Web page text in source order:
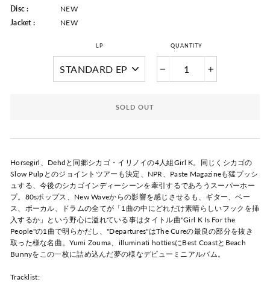
Disc :
NEW
Jacket :
NEW
LP QUANTITY
+
SOLD OUT
Horsegirl、Dehdと同郷シカゴ・ イリノイの4人組Girl K。同じくシカゴの
Slow Pulpとのジョイントツアーも決定、NPR、Paste Magazineも猛プッシ
ュする、今後のシカゴインディーシーンを牽引するであろうスーパーホー
プ。80sポップス、New Waveからの影響を感じさせるも、ギター、ベー
ス、ボーカル、ドラムの全てが「1曲の中にどれだけ素晴らしいフックを挿
入するか」という野心に溢れている事はタイトル曲"Girl K Is For the
People"の1曲で明らかだし、"Departures"はThe Cureの最良の部分を抜き
取った様な名曲。Yumi Zouma、illuminati hottiesにBest CoastとBeach
Bunnyをこの一枚に詰め込んだ夢の様なデビューミニアルバム。
Tracklist: